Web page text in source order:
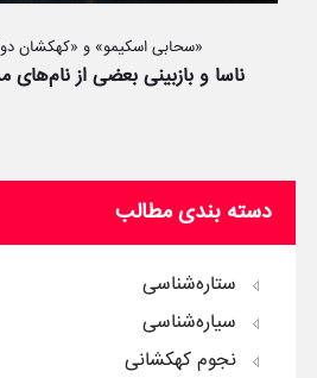
«سحابی اسکیمو» و «کهکشان
ناسا و بازبینی بعضی از نام‌های
دسته بندی مطالب
ستاره‌شناسی
سیاره‌شناسی
نجوم کهکشانی